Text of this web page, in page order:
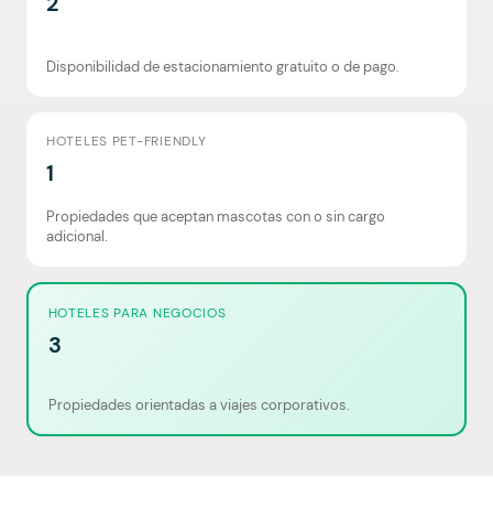
Disponibilidad de estacionamiento gratuito o de pago.
HOTELES PET-FRIENDLY
1
Propiedades que aceptan mascotas con o sin cargo
adicional.
HOTELES PARA NEGOCIOS
3
Propiedades orientadas a viajes corporativos.